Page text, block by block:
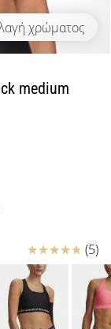
χρώματος
medium
Κριτικές (5)